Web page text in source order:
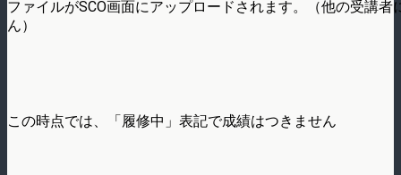
ファイルがSCO画面にアップロードされます。（他の受講者
ん）
この時点では、「履修中」表記で成績はつきません